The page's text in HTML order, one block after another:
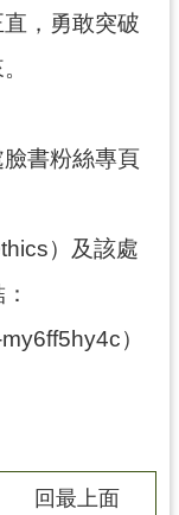
，勇敢突破
書粉絲專頁
）及該處
）
回最上面